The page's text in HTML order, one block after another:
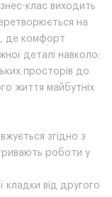
клас виходить
на
де комфорт
деталі навколо:
просторів до
життя майбутніх
згідно з
роботи у
кладки від другого